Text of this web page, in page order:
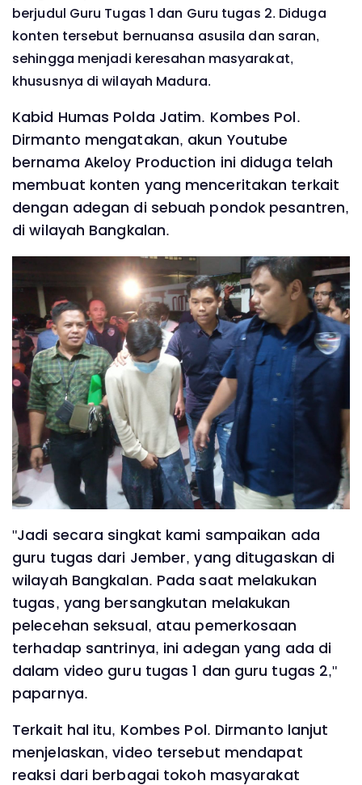
berjudul Guru Tugas 1 dan Guru tugas 2. Diduga
konten tersebut bernuansa asusila dan saran,
sehingga menjadi keresahan masyarakat,
khususnya di wilayah Madura.
Kabid Humas Polda Jatim. Kombes Pol.
Dirmanto mengatakan, akun Youtube
bernama Akeloy Production ini diduga telah
membuat konten yang menceritakan terkait
dengan adegan di sebuah pondok pesantren,
di wilayah Bangkalan.
"Jadi secara singkat kami sampaikan ada
guru tugas dari Jember, yang ditugaskan di
wilayah Bangkalan. Pada saat melakukan
tugas, yang bersangkutan melakukan
pelecehan seksual, atau pemerkosaan
terhadap santrinya, ini adegan yang ada di
dalam video guru tugas 1 dan guru tugas 2,"
paparnya.
Terkait hal itu, Kombes Pol. Dirmanto lanjut
menjelaskan, video tersebut mendapat
reaksi dari berbagai tokoh masyarakat